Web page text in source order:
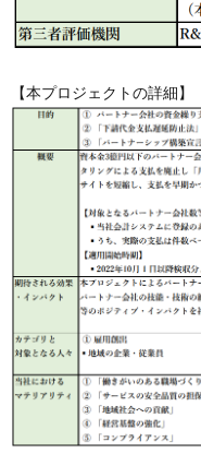
【本プロジェクトの詳細】